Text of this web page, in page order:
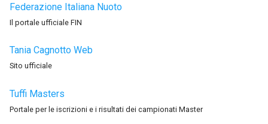
Federazione Italiana Nuoto
Il portale ufficiale FIN
Tania Cagnotto Web
Sito ufficiale
Tuffi Masters
Portale per le iscrizioni e i risultati dei campionati Master